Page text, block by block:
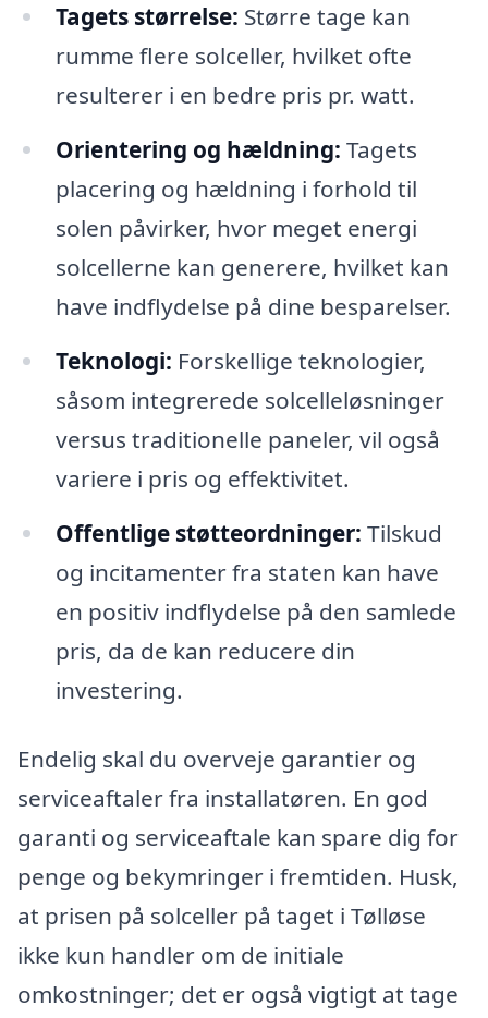
Tagets størrelse: Større tage kan
rumme flere solceller, hvilket ofte
resulterer i en bedre pris pr. watt.
Orientering og hældning: Tagets
placering og hældning i forhold til
solen påvirker, hvor meget energi
solcellerne kan generere, hvilket kan
have indflydelse på dine besparelser.
Teknologi: Forskellige teknologier,
såsom integrerede solcelleløsninger
versus traditionelle paneler, vil også
variere i pris og effektivitet.
Offentlige støtteordninger: Tilskud
og incitamenter fra staten kan have
en positiv indflydelse på den samlede
pris, da de kan reducere din
investering.
Endelig skal du overveje garantier og
serviceaftaler fra installatøren. En god
garanti og serviceaftale kan spare dig for
penge og bekymringer i fremtiden. Husk,
at prisen på solceller på taget i Tølløse
ikke kun handler om de initiale
omkostninger; det er også vigtigt at tage